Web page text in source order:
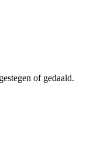
of gedaald.